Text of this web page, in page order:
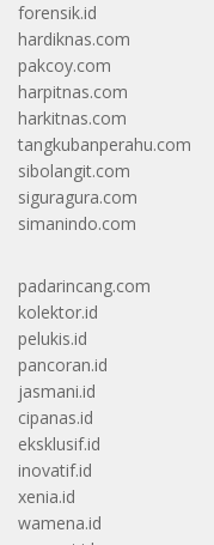
forensik.id
hardiknas.com
pakcoy.com
harpitnas.com
harkitnas.com
tangkubanperahu.com
sibolangit.com
siguragura.com
simanindo.com
padarincang.com
kolektor.id
pelukis.id
pancoran.id
jasmani.id
cipanas.id
eksklusif.id
inovatif.id
xenia.id
wamena.id